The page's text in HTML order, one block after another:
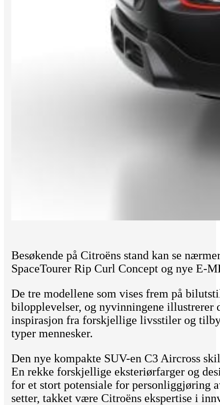
Besøkende på Citroëns stand kan se
SpaceTourer Rip Curl Concept og nye E-
De tre modellene som vises frem på
bilopplevelser, og nyvinningene illustrerer
inspirasjon fra forskjellige livsstiler og
typer mennesker.
Den nye kompakte SUV-en C3 Aircross
En rekke forskjellige eksteriørfarger og
for et stort potensiale for personliggjøring
setter, takket være Citroëns ekspertise i